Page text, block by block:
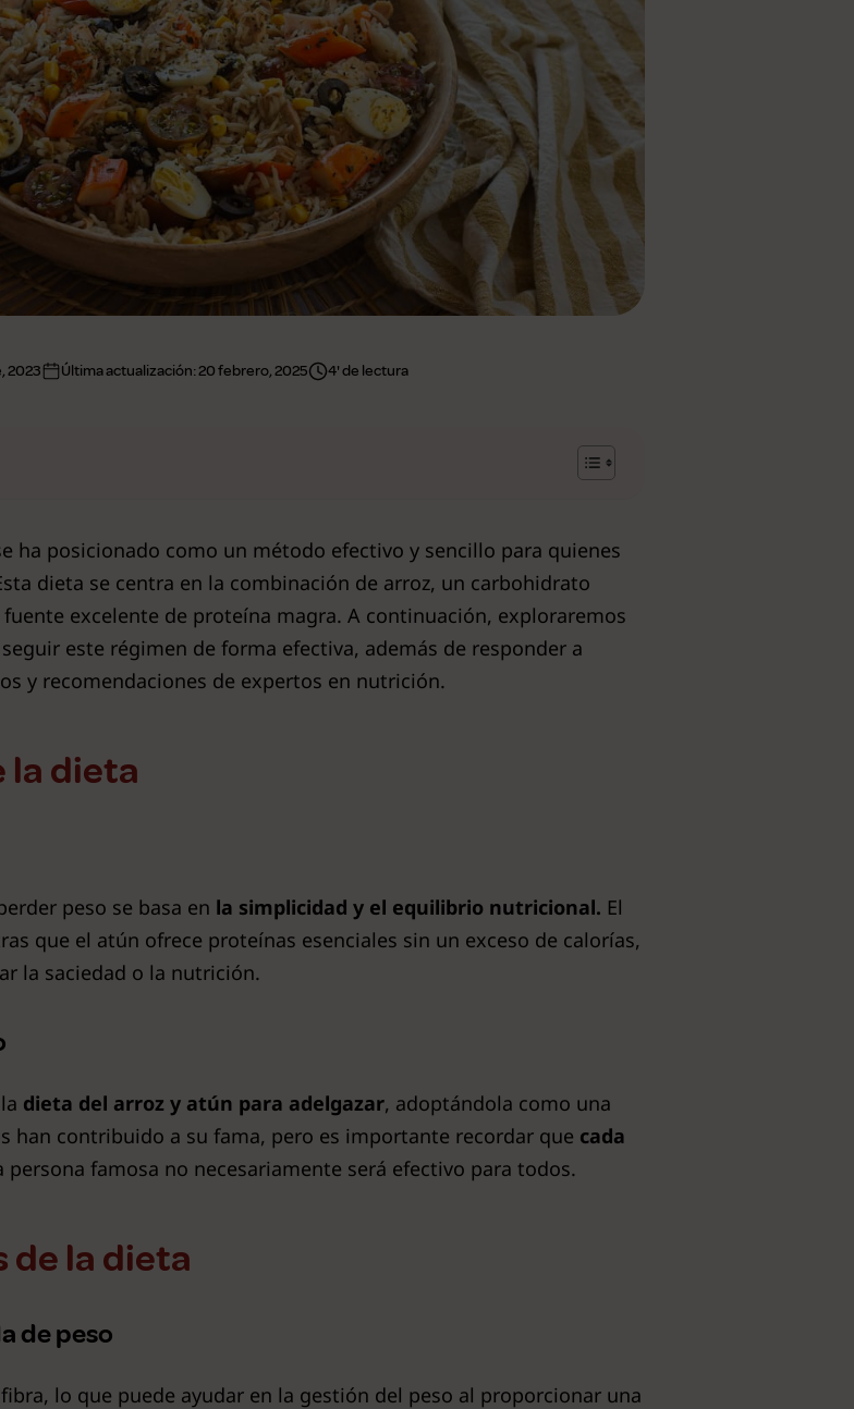
2023 Última actualización:20 febrero, 2025 4' de lectura
ha posicionado como un método efectivo y sencillo para quienes
dieta se centra en la combinación de arroz, un carbohidrato
excelente de proteína magra. A continuación, exploraremos
este régimen de forma efectiva, además de responder a
y recomendaciones de expertos en nutrición.
la dieta
peso se basa en la simplicidad y el equilibrio nutricional. El
que el atún ofrece proteínas esenciales sin un exceso de calorías,
la saciedad o la nutrición.
dieta del arroz y atún para adelgazar, adoptándola como una
han contribuido a su fama, pero es importante recordar que cada
famosa no necesariamente será efectivo para todos.
de la dieta
de peso
lo que puede ayudar en la gestión del peso al proporcionar una